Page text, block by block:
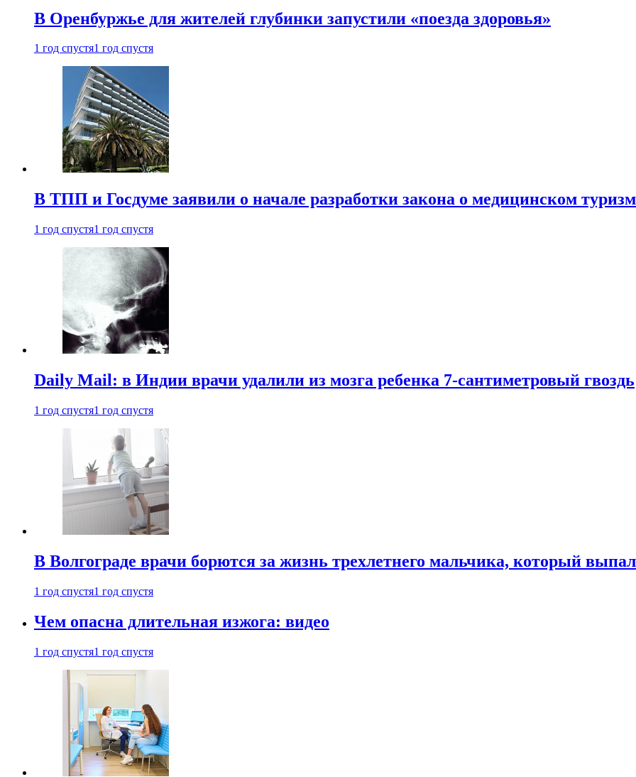
В Оренбуржье для жителей глубинки запустили «поезда здоровья»
1 год спустя1 год спустя
В ТПП и Госдуме заявили о начале разработки закона о медицинском
1 год спустя1 год спустя
Daily Mail: в Индии врачи удалили из мозга ребенка 7-сантиметровый гвоздь
1 год спустя1 год спустя
В Волгограде врачи борются за жизнь трехлетнего мальчика, который
1 год спустя1 год спустя
Чем опасна длительная изжога: видео
1 год спустя1 год спустя